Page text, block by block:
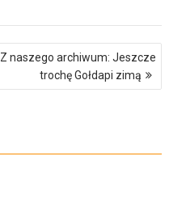
Z naszego archiwum: Jeszcze
trochę Gołdapi zimą